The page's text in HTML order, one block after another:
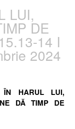
LUI,
DE
14 I
2024
HARUL LUI,
DĂ TIMP DE